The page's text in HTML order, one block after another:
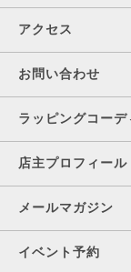
アクセス
お問い合わせ
ラッピングコー
店主プロフィール
メールマガジン
イベント予約